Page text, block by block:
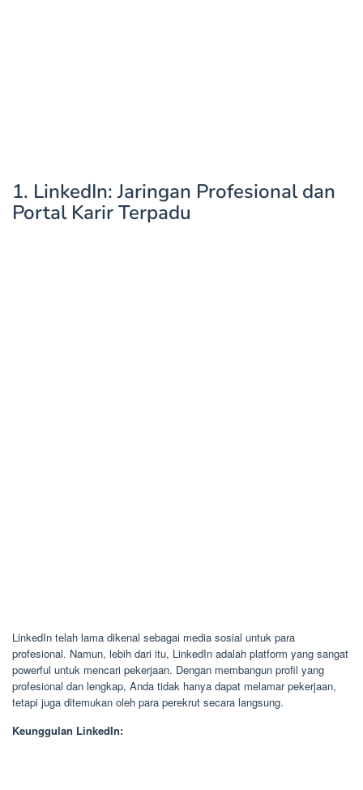
1. LinkedIn: Jaringan Profesional dan
Portal Karir Terpadu
LinkedIn telah lama dikenal sebagai media sosial untuk para
profesional. Namun, lebih dari itu, LinkedIn adalah platform yang sangat
powerful untuk mencari pekerjaan. Dengan membangun profil yang
profesional dan lengkap, Anda tidak hanya dapat melamar pekerjaan,
tetapi juga ditemukan oleh para perekrut secara langsung.
Keunggulan LinkedIn: